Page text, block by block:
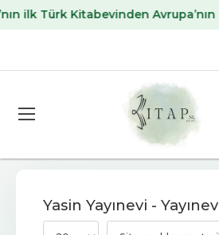
Türk Kitabevinden Avrupa’nın her
Yasin Yayınevi -